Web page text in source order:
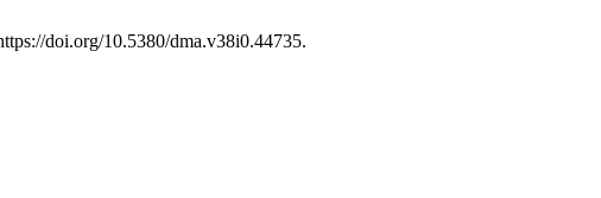
doi.org/10.5380/dma.v38i0.44735.